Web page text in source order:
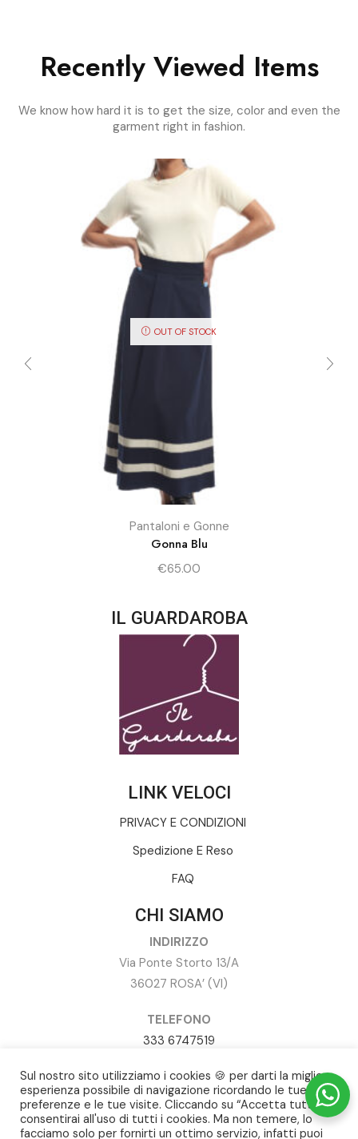
Recently Viewed Items
We know how hard it is to get the size, color and even the
garment right in fashion.
OUT OF STOCK
Pantaloni e Gonne
Gonna Blu
€65.00
IL GUARDAROBA
LINK VELOCI
PRIVACY E CONDIZIONI
Spedizione E Reso
FAQ
CHI SIAMO
INDIRIZZO
Via Ponte Storto 13/A
36027 ROSA’ (VI)
TELEFONO
333 6747519
EMAIL
info@ilguardaroba.com
il.guardaroba@pec.it
Sul nostro sito utilizziamo i cookies 🍪 per darti la miglior
esperienza possibile di navigazione ricordando le tue
preferenze e le tue visite. Cliccando su “Accetta tutto”,
consentirai all'uso di tutti i cookies. Ma non temere, lo
facciamo solo per fornirti un ottimo servizio, infatti puoi